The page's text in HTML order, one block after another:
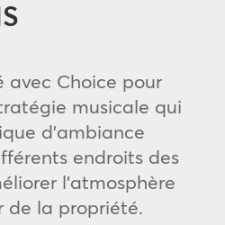
avec Choice pour
musicale qui
d’ambiance
endroits des
l’atmosphère
de la propriété.